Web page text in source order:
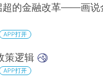
超的金融改革——画说
APP打开
策逻辑
APP打开